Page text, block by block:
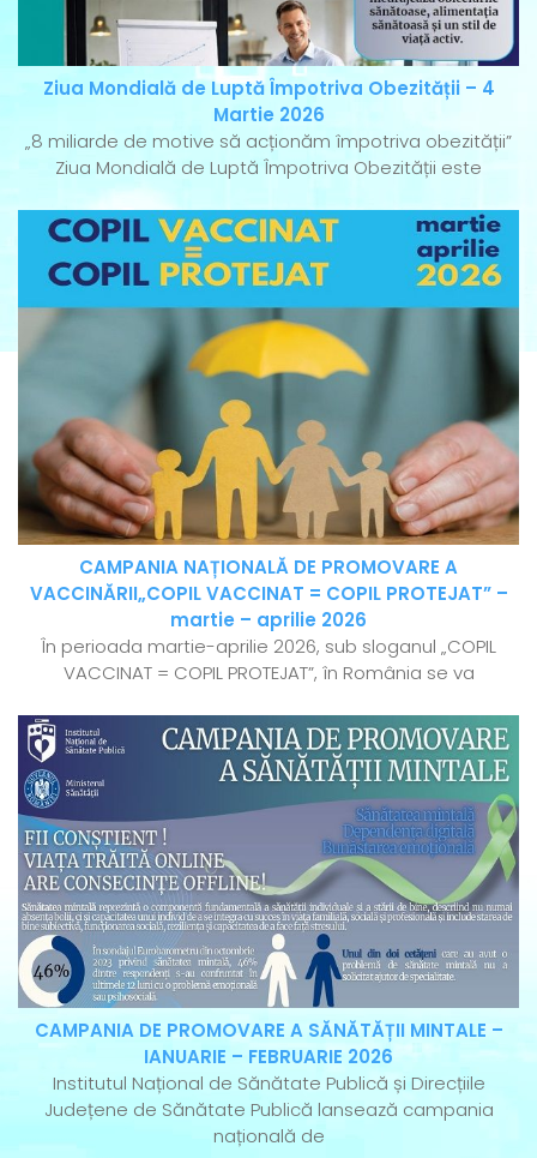
Ziua Mondială de Luptă Împotriva Obezității – 4
Martie 2026
„8 miliarde de motive să acționăm împotriva obezității”
Ziua Mondială de Luptă Împotriva Obezității este
CAMPANIA NAȚIONALĂ DE PROMOVARE A
VACCINĂRII„COPIL VACCINAT = COPIL PROTEJAT” –
martie – aprilie 2026
În perioada martie-aprilie 2026, sub sloganul „COPIL
VACCINAT = COPIL PROTEJAT”, în România se va
CAMPANIA DE PROMOVARE A SĂNĂTĂȚII MINTALE –
IANUARIE – FEBRUARIE 2026
Institutul Național de Sănătate Publică și Direcțiile
Județene de Sănătate Publică lansează campania
națională de